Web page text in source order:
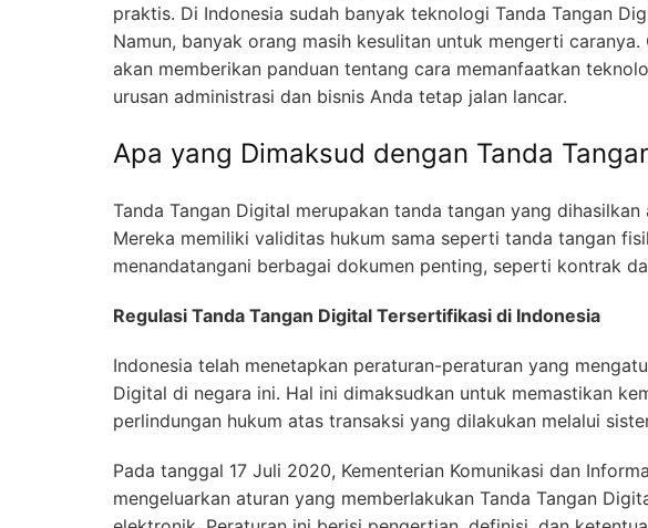
praktis. Di Indonesia sudah banyak teknologi Tanda Tangan
Namun, banyak orang masih kesulitan untuk mengerti
akan memberikan panduan tentang cara memanfaatkan
urusan administrasi dan bisnis Anda tetap jalan lancar.
Apa yang Dimaksud dengan Tanda
Tanda Tangan Digital merupakan tanda tangan yang
Mereka memiliki validitas hukum sama seperti tanda tangan
menandatangani berbagai dokumen penting, seperti kontrak
Regulasi Tanda Tangan Digital Tersertifikasi di Indonesia
Indonesia telah menetapkan peraturan-peraturan yang
Digital di negara ini. Hal ini dimaksudkan untuk memastikan
perlindungan hukum atas transaksi yang dilakukan melalui
Pada tanggal 17 Juli 2020, Kementerian Komunikasi dan
mengeluarkan aturan yang memberlakukan Tanda Tangan